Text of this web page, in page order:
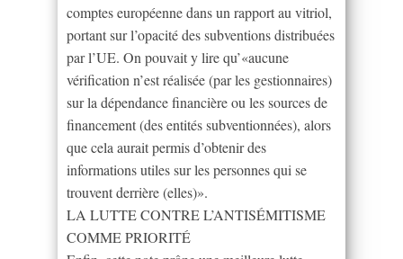
comptes européenne dans un rapport au vitriol,
portant sur l’opacité des subventions distribuées
par l’UE. On pouvait y lire qu’«aucune
vérification n’est réalisée (par les gestionnaires)
sur la dépendance financière ou les sources de
financement (des entités subventionnées), alors
que cela aurait permis d’obtenir des
informations utiles sur les personnes qui se
trouvent derrière (elles)».
LA LUTTE CONTRE L’ANTISÉMITISME
COMME PRIORITÉ